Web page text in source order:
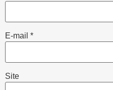
E-mail *
Site